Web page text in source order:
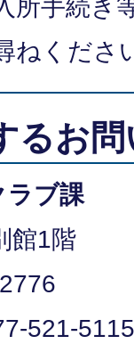
所手続き
ねくださ
るお
ラブ課
館1階
521-5115